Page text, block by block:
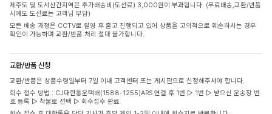
제주도 및 도서산간지역은 추가배송비(도선료) 3,000원이 부과됩니다. (무료배송,교환/반품
시에도 도선료는 고객님 부담)
모든 배송 과정은 CCTV로 촬영 후 출고 진행되고 있어 상품을 고의적으로 훼손하시는 경우
확인이 가능하며 교환/반품 처리 절대 불가합니다.
교환/반품 신청
교환/반품은 상품수령일부터 7일 이내 고객센터 또는 게시판으로 신청해주셔야 합니다.
회수 접수 방법 : CJ대한통운택배(1588-1255)ARS 연결 후 1번 ▷ 1번 ▷ 받으신 운송장 번
호 등록 ▷ 착불로 선택 ▷ 회수접수 완료